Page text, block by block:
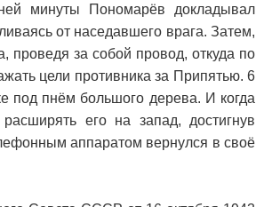
минуты Пономарёв докладывал
от наседавшего врага. Затем,
проведя за собой провод, откуда по
цели противника за Припятью. 6
под пнём большого дерева. И когда
его на запад, достигнув
аппаратом вернулся в своё